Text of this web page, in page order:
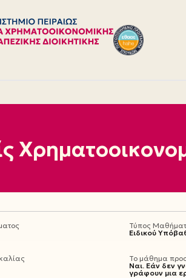
Τύπος
Ειδικού
Το μάθημα
Ναι. Εάν δεν
γράφουν μια